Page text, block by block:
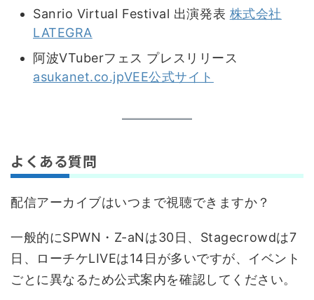
Sanrio Virtual Festival 出演発表 株式会社
LATEGRA
阿波VTuberフェス プレスリリース
asukanet.co.jpVEE公式サイト
よくある質問
配信アーカイブはいつまで視聴できますか？
一般的にSPWN・Z-aNは30日、Stagecrowdは7
日、ローチケLIVEは14日が多いですが、イベント
ごとに異なるため公式案内を確認してください。